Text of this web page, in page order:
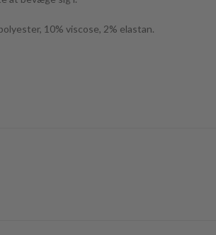
10% viscose, 2% elastan.